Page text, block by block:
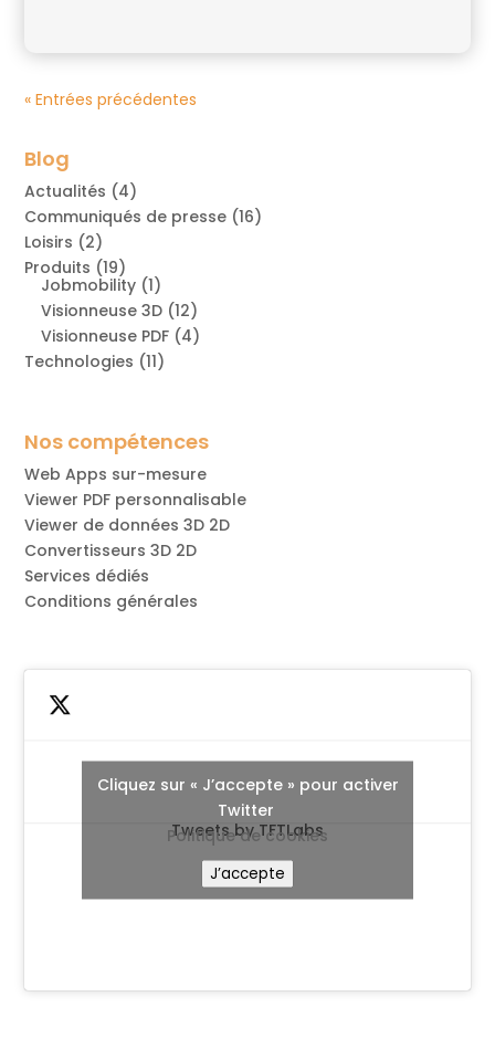
« Entrées précédentes
Blog
Actualités (4)
Communiqués de presse (16)
Loisirs (2)
Produits (19)
Jobmobility (1)
Visionneuse 3D (12)
Visionneuse PDF (4)
Technologies (11)
Nos compétences
Web Apps sur-mesure
Viewer PDF personnalisable
Viewer de données 3D 2D
Convertisseurs 3D 2D
Services dédiés
Conditions générales
Tweets by TFTLabs
Cliquez sur « J’accepte » pour activer
Twitter
Politique de cookies
J’accepte